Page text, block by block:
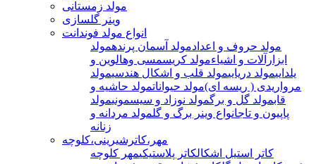
مولد زمستانی
وینر گلسازی
انواع مولد فوندانت
مولد حروف و اعدادمولد آسمان پرندهمولد
ابزارآلات و اشیاءمولد کریسمسی وهالوین و
یلداییمولد دریاییمولد قلب و اشکال هندسیمولد
مرواریدی ( ریسه ای)مولد حیواناتمولد حاشیه و
قابمولد گل و برگمولد نوزاد و سیسمونیمولد
پاپیون و تاجانواع وینر برگ و گلمولد مردانه و
زنانه
مهر،کاترشیرینی،کلوچه
کاتر استیل اشکالکاتر پلاستیکیمهر کلوچه